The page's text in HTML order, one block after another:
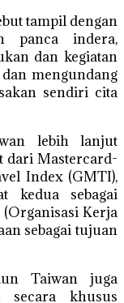
tampil dengan
panca indera,
dan kegiatan
mengundang
sendiri cita
lebih lanjut
dari Mastercard-
Index (GMTI),
kedua sebagai
Kerja
sebagai tujuan
Taiwan juga
secara khusus